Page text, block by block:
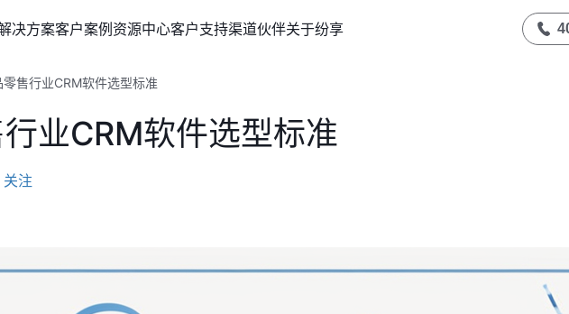
决方案客户案例资源中心客户支持渠道伙伴关于纷享
售行业CRM软件选型标准
业CRM软件选型标准
关注